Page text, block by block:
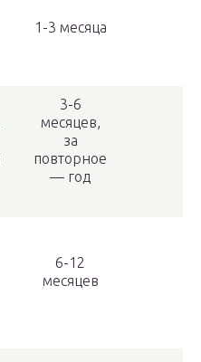
1-3 месяца
3-6
месяцев,
за
повторное
— год
6-12
месяцев